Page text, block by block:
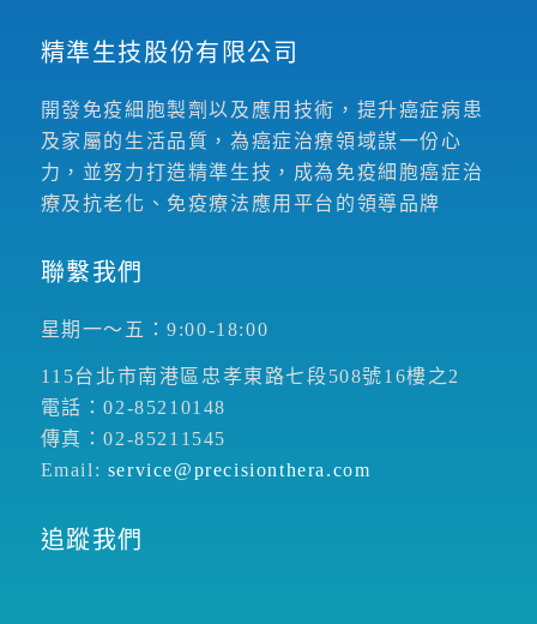
精準生技股份有限公司
開發免疫細胞製劑以及應用技術，提升癌症病患
及家屬的生活品質，為癌症治療領域謀一份心
力，並努力打造精準生技，成為免疫細胞癌症治
療及抗老化、免疫療法應用平台的領導品牌
聯繫我們
星期一～五：9:00-18:00
115台北市南港區忠孝東路七段508號16樓之2
電話：02-85210148
傳真：02-85211545
Email: service@precisionthera.com
追蹤我們